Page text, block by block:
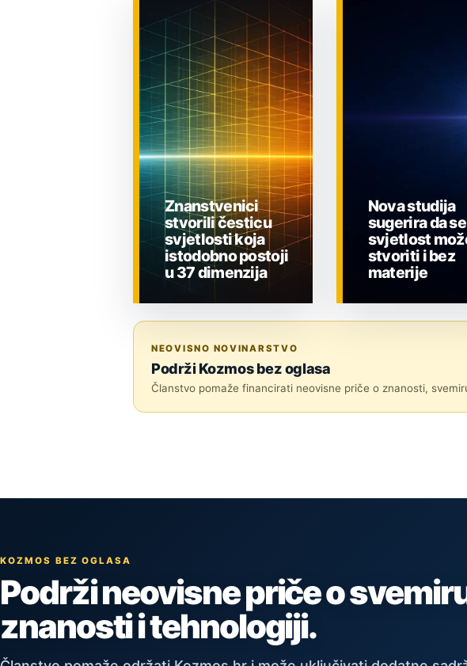
Znanstvenici
stvorili česticu
svjetlosti koja
istodobno postoji
u 37 dimenzija
Nova studija
sugerira da se
svjetlost
stvoriti i bez
materije
NEOVISNO NOVINARSTVO
Podrži Kozmos bez oglasa
Članstvo pomaže financirati neovisne priče o znanosti,
KOZMOS BEZ OGLASA
Podrži neovisne priče o
znanosti i tehnologiji.